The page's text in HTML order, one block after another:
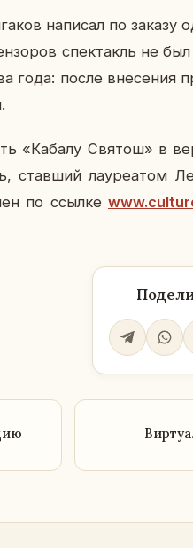
на­пи­сал по заказу
спек­такль не
года: после вне­се­ния
«Кабалу Святош» в
став­ший ла­у­ре­а­том
по ссылке